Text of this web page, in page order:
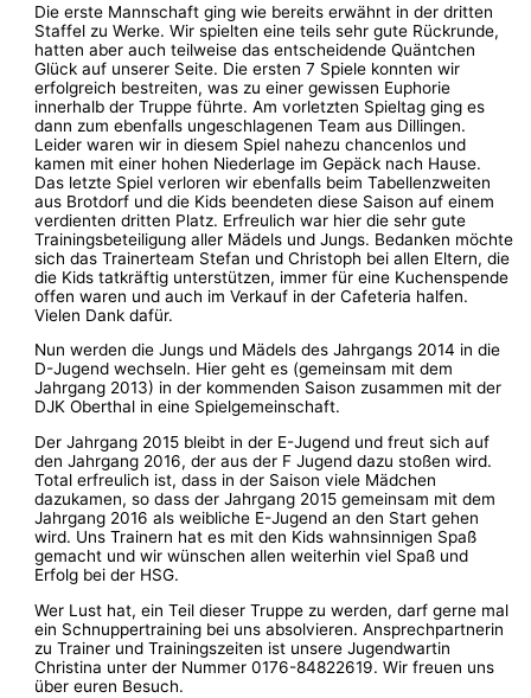
Die erste Mannschaft ging wie bereits erwähnt in der dritten
Staffel zu Werke. Wir spielten eine teils sehr gute Rückrunde,
hatten aber auch teilweise das entscheidende Quäntchen
Glück auf unserer Seite. Die ersten 7 Spiele konnten wir
erfolgreich bestreiten, was zu einer gewissen Euphorie
innerhalb der Truppe führte. Am vorletzten Spieltag ging es
dann zum ebenfalls ungeschlagenen Team aus Dillingen.
Leider waren wir in diesem Spiel nahezu chancenlos und
kamen mit einer hohen Niederlage im Gepäck nach Hause.
Das letzte Spiel verloren wir ebenfalls beim Tabellenzweiten
aus Brotdorf und die Kids beendeten diese Saison auf einem
verdienten dritten Platz. Erfreulich war hier die sehr gute
Trainingsbeteiligung aller Mädels und Jungs. Bedanken möchte
sich das Trainerteam Stefan und Christoph bei allen Eltern, die
die Kids tatkräftig unterstützen, immer für eine Kuchenspende
offen waren und auch im Verkauf in der Cafeteria halfen.
Vielen Dank dafür.
Nun werden die Jungs und Mädels des Jahrgangs 2014 in die
D-Jugend wechseln. Hier geht es (gemeinsam mit dem
Jahrgang 2013) in der kommenden Saison zusammen mit der
DJK Oberthal in eine Spielgemeinschaft.
Der Jahrgang 2015 bleibt in der E-Jugend und freut sich auf
den Jahrgang 2016, der aus der F Jugend dazu stoßen wird.
Total erfreulich ist, dass in der Saison viele Mädchen
dazukamen, so dass der Jahrgang 2015 gemeinsam mit dem
Jahrgang 2016 als weibliche E-Jugend an den Start gehen
wird. Uns Trainern hat es mit den Kids wahnsinnigen Spaß
gemacht und wir wünschen allen weiterhin viel Spaß und
Erfolg bei der HSG.
Wer Lust hat, ein Teil dieser Truppe zu werden, darf gerne mal
ein Schnuppertraining bei uns absolvieren. Ansprechpartnerin
zu Trainer und Trainingszeiten ist unsere Jugendwartin
Christina unter der Nummer 0176-84822619. Wir freuen uns
über euren Besuch.